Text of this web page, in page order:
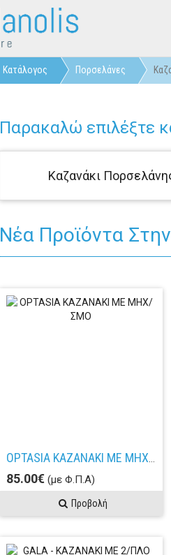
Κατάλογος Πορσελάνες
Παρακαλώ επιλέξτε
Καζανάκι
Νέα Προϊόντα
85.00€ (με Φ.Π.Α)
Προβολή